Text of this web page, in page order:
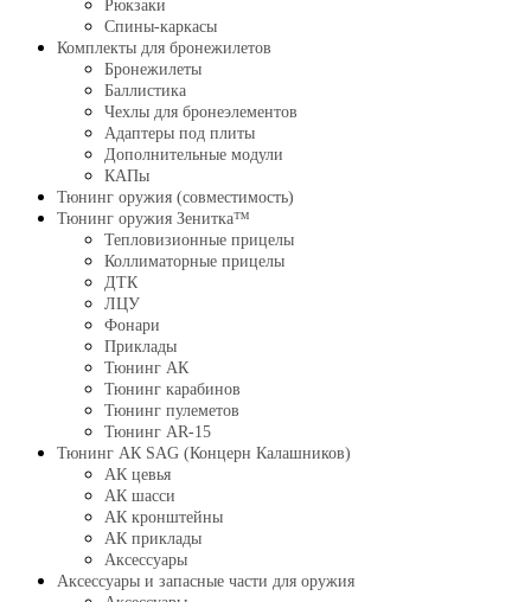
Рюкзаки
Спины-каркасы
Комплекты для бронежилетов
Бронежилеты
Баллистика
Чехлы для бронеэлементов
Адаптеры под плиты
Дополнительные модули
КАПы
Тюнинг оружия (совместимость)
Тюнинг оружия Зенитка™
Тепловизионные прицелы
Коллиматорные прицелы
ДТК
ЛЦУ
Фонари
Приклады
Тюнинг АК
Тюнинг карабинов
Тюнинг пулеметов
Тюнинг AR-15
Тюнинг АК SAG (Концерн Калашников)
АК цевья
АК шасси
АК кронштейны
АК приклады
Аксессуары
Аксессуары и запасные части для оружия